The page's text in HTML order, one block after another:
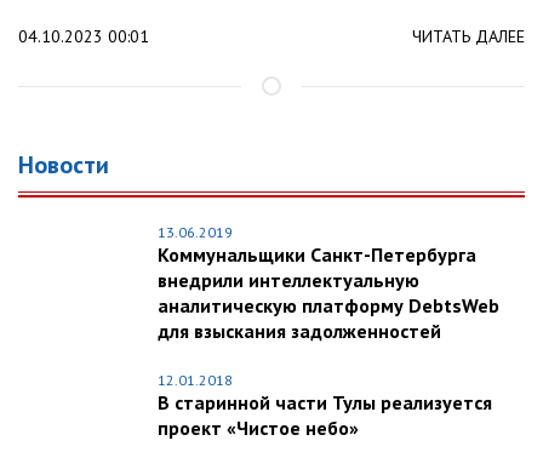
04.10.2023 00:01 ЧИТАТЬ ДАЛЕЕ
Новости
13.06.2019
Коммунальщики Санкт-Петербурга
внедрили интеллектуальную
аналитическую платформу DebtsWeb
для взыскания задолженностей
12.01.2018
В старинной части Тулы реализуется
проект «Чистое небо»